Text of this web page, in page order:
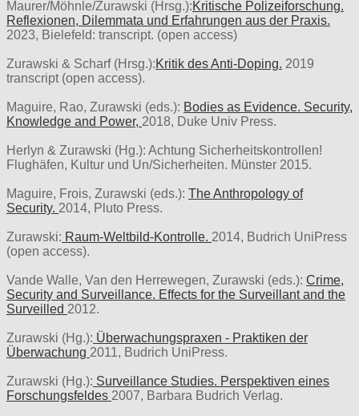
Maurer/Möhnle/Zurawski (Hrsg.):Kritische Polizeiforschung.
Reflexionen, Dilemmata und Erfahrungen aus der Praxis.
2023, Bielefeld: transcript. (open access)
Zurawski & Scharf (Hrsg.):Kritik des Anti-Doping. 2019
transcript (open access).
Maguire, Rao, Zurawski (eds.): Bodies as Evidence. Security,
Knowledge and Power, 2018, Duke Univ Press.
Herlyn & Zurawski (Hg.): Achtung Sicherheitskontrollen!
Flughäfen, Kultur und Un/Sicherheiten. Münster 2015.
Maguire, Frois, Zurawski (eds.): The Anthropology of
Security. 2014, Pluto Press.
Zurawski: Raum-Weltbild-Kontrolle. 2014, Budrich UniPress
(open access).
Vande Walle, Van den Herrewegen, Zurawski (eds.): Crime,
Security and Surveillance. Effects for the Surveillant and the
Surveilled 2012.
Zurawski (Hg.): Überwachungspraxen - Praktiken der
Überwachung 2011, Budrich UniPress.
Zurawski (Hg.): Surveillance Studies. Perspektiven eines
Forschungsfeldes 2007, Barbara Budrich Verlag.